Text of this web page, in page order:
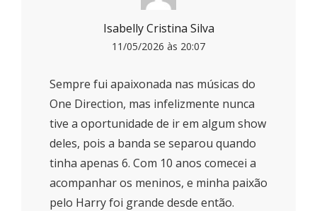
Isabelly Cristina Silva
11/05/2026 às 20:07
Sempre fui apaixonada nas músicas do
One Direction, mas infelizmente nunca
tive a oportunidade de ir em algum show
deles, pois a banda se separou quando
tinha apenas 6. Com 10 anos comecei a
acompanhar os meninos, e minha paixão
pelo Harry foi grande desde então.